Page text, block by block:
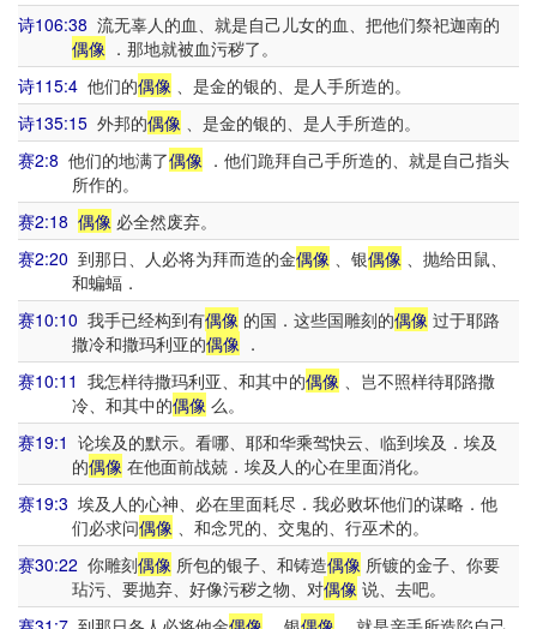
诗106:38 流无辜人的血、就是自己儿女的血、把他们祭祀迦南的
偶像．那地就被血污秽了。
诗115:4 他们的偶像 、是金的银的、是人手所造的。
诗135:15 外邦的偶像 、是金的银的、是人手所造的。
赛2:8 他们的地满了偶像 ．他们跪拜自己手所造的、就是自己指头
所作的。
赛2:18 偶像 必全然废弃。
赛2:20 到那日、人必将为拜而造的金偶像 、银偶像 、抛给田鼠、
和蝙蝠．
赛10:10 我手已经构到有偶像 的国．这些国雕刻的偶像 过于耶路
撒冷和撒玛利亚的偶像．
赛10:11 我怎样待撒玛利亚、和其中的偶像 、岂不照样待耶路撒
冷、和其中的偶像么。
赛19:1 论埃及的默示。看哪、耶和华乘驾快云、临到埃及．埃及
的偶像在他面前战兢．埃及人的心在里面消化。
赛19:3 埃及人的心神、必在里面耗尽．我必败坏他们的谋略．他
们必求问偶像、和念咒的、交鬼的、行巫术的。
赛30:22 你雕刻偶像 所包的银子、和铸造偶像 所镀的金子、你要
玷污、要抛弃、好像污秽之物、对偶像说、去吧。